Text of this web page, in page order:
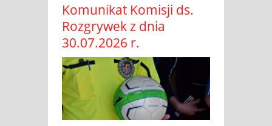
Komunikat Komisji ds.
Rozgrywek z dnia
30.07.2026 r.